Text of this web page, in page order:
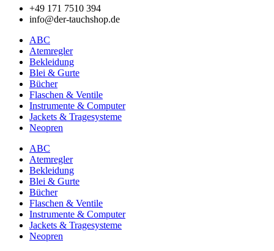
+49 171 7510 394
info@der-tauchshop.de
ABC
Atemregler
Bekleidung
Blei & Gurte
Bücher
Flaschen & Ventile
Instrumente & Computer
Jackets & Tragesysteme
Neopren
ABC
Atemregler
Bekleidung
Blei & Gurte
Bücher
Flaschen & Ventile
Instrumente & Computer
Jackets & Tragesysteme
Neopren